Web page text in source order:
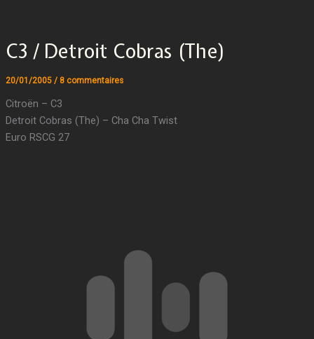
C3 / Detroit Cobras (The)
20/01/2005 / 8 commentaires
Citroën – C3
Detroit Cobras (The) – Cha Cha Twist
Euro RSCG 27